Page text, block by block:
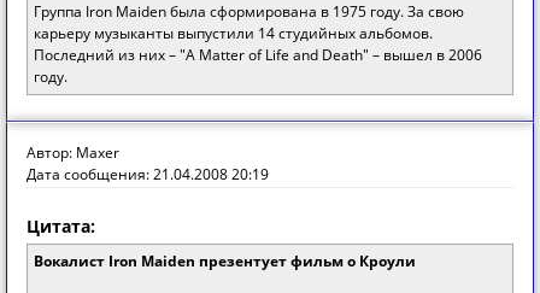
Группа Iron Maiden была сформирована в 1975 году. За свою
карьеру музыканты выпустили 14 студийных альбомов.
Последний из них – "A Matter of Life and Death" – вышел в 2006
году.
Автор: Maxer
Дата сообщения: 21.04.2008 20:19
Цитата:
Вокалист Iron Maiden презентует фильм о Кроули